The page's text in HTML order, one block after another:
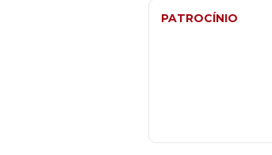
PATROCÍNIO